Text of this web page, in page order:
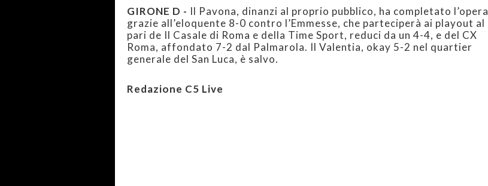
GIRONE D - Il Pavona, dinanzi al proprio pubblico, ha completato l’opera
grazie all’eloquente 8-0 contro l’Emmesse, che parteciperà ai playout al
pari de Il Casale di Roma e della Time Sport, reduci da un 4-4, e del CX
Roma, affondato 7-2 dal Palmarola. Il Valentia, okay 5-2 nel quartier
generale del San Luca, è salvo.
Redazione C5 Live